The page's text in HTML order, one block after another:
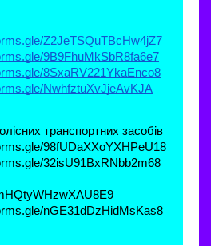
Z2JeTSQuTBcHw4jZ7
9B9FhuMkSbR8fa6e7
8SxaRV221YkaEnco8
NwhfztuXvJjeAvKJA
транспортних засобів
98fUDaXXoYXHPeU18
32isU91BxRNbb2m68
nGE31dDzHidMsKas8